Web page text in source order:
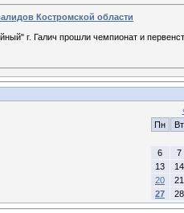
Костромской области
г. Галич прошли чемпионат и
Пн
Вт
6
7
13
14
20
21
27
28